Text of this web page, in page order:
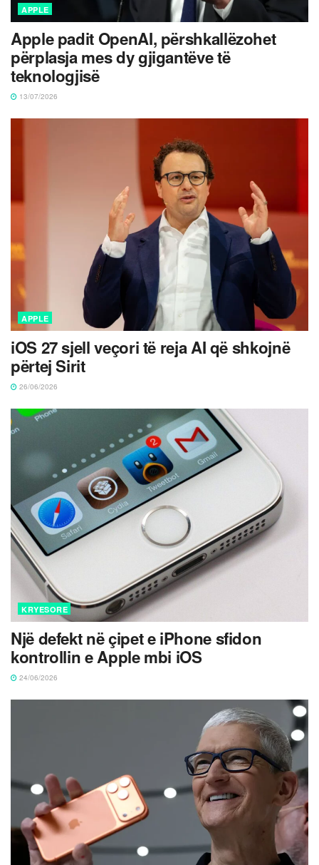
APPLE
Apple padit OpenAI, përshkallëzohet
përplasja mes dy gjigantëve të
teknologjisë
13/07/2026
APPLE
iOS 27 sjell veçori të reja AI që shkojnë
përtej Sirit
26/06/2026
KRYESORE
Një defekt në çipet e iPhone sfidon
kontrollin e Apple mbi iOS
24/06/2026